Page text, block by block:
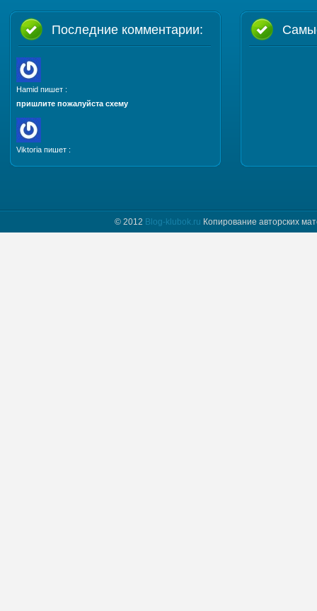
Последние комментарии:
Hamid пишет :
пришлите пожалуйста схему
Viktoria пишет :
Добрый день. Пришлите, пожалуйста мастер класс
© 2012 Blog-klubok.ru Копирование авторских